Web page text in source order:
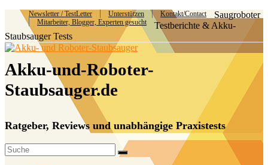
Newsletter / TestLetter Unterstützen
Kontakt/Contact
Mitarbeiter, Blogger, Experten gesucht
Saugroboter
Testberichte & Akku-
Staubsauger Tests
Akku-und-Roboter-
Staubsauger.de
Ratgeber, Reviews und unabhängige Praxistests